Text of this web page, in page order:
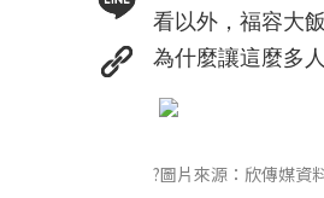
看以外，福容大
為什麼讓這麼多
?圖片來源：欣傳媒資